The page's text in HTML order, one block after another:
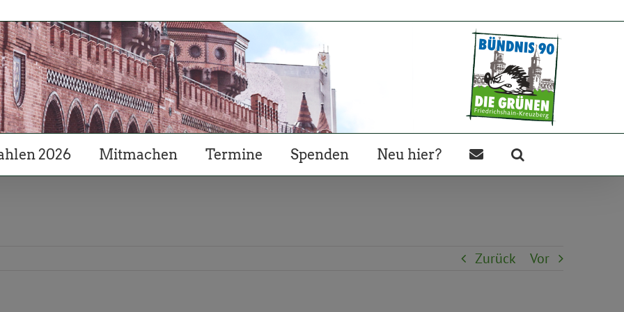
2026 Mitmachen Termine Spenden Neu hier?
Zurück Vor